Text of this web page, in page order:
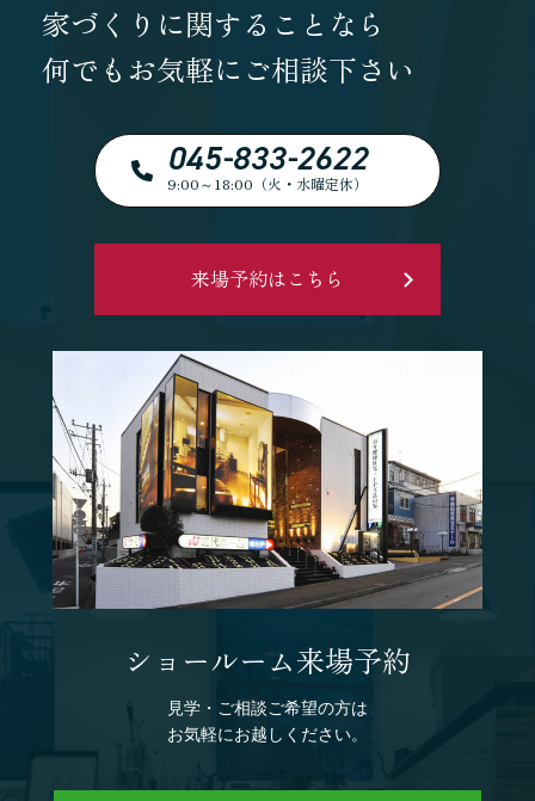
家づくりに関することなら
何でもお気軽にご相談下さい
045-833-2622
9:00～18:00（火・水曜定休）
来場予約はこちら
ショールーム来場予約
見学・ご相談ご希望の方は
お気軽にお越しください。